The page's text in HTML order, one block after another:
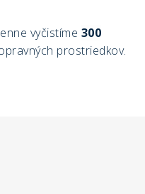
vyčistíme 300
prostriedkov.